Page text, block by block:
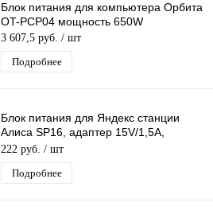
Блок питания для компьютера Орбита
OT-PCP04 мощность 650W
3 607,5 руб. / шт
Подробнее
Блок питания для Яндекс станции
Алиса SP16, адаптер 15V/1,5A,
разъем 4,0*1,7, кабель 1,8м (голубой)
222 руб. / шт
Подробнее